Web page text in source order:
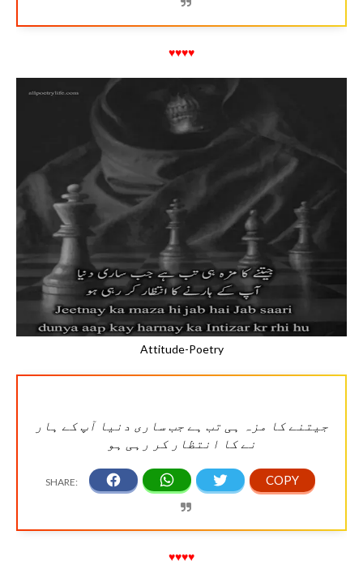
♥♥♥♥
Attitude-Poetry
جیتنے کا مزہ ہی تب ہے جب ساری دنیا آپ کے ہار
نے کا انتظار کر رہی ہو
♥♥♥♥